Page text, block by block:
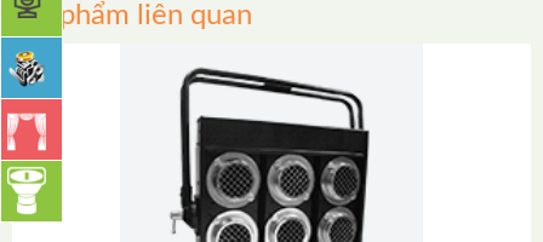
Sản phẩm liên quan